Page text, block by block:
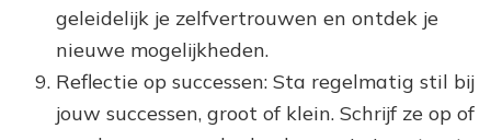
geleidelijk je zelfvertrouwen en ontdek je
nieuwe mogelijkheden.
Reflectie op successen: Sta regelmatig stil bij
jouw successen, groot of klein. Schrijf ze op of